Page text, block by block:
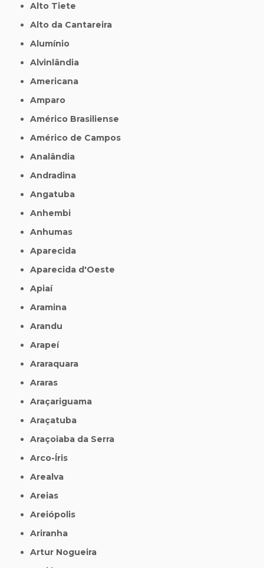
Alto Tiete
Alto da Cantareira
Alumínio
Alvinlândia
Americana
Amparo
Américo Brasiliense
Américo de Campos
Analândia
Andradina
Angatuba
Anhembi
Anhumas
Aparecida
Aparecida d'Oeste
Apiaí
Aramina
Arandu
Arapeí
Araraquara
Araras
Araçariguama
Araçatuba
Araçoiaba da Serra
Arco-Íris
Arealva
Areias
Areiópolis
Ariranha
Artur Nogueira